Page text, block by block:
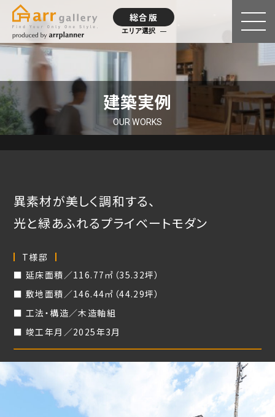
総合版
エリア選択
建築実例
OUR WORKS
異素材が美しく調和する、
光と緑あふれるプライベートモダン
T様邸
延床面積／116.77㎡（35.32坪）
敷地面積／146.44㎡（44.29坪）
工法・構造／木造軸組
竣工年月／2025年3月